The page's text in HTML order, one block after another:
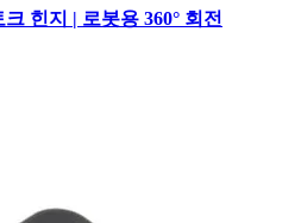
힌지 | 로봇용 360° 회전